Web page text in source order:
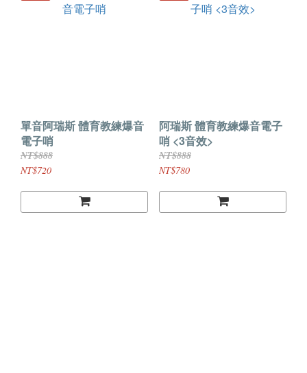
單音阿瑞斯 體育教練爆音
電子哨
NT$888
NT$720
阿瑞斯 體育教練爆音電子
哨 <3音效>
NT$888
NT$780